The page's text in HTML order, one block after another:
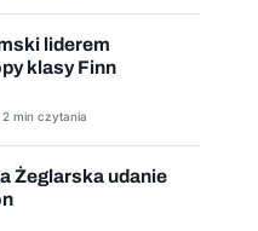
liderem
klasy Finn
2 min czytania
Żeglarska udanie